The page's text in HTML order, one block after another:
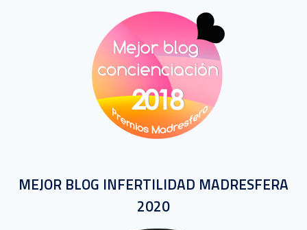
MEJOR BLOG INFERTILIDAD MADRESFERA
2020